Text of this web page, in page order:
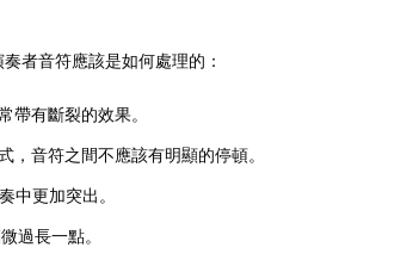
者音符應該是如何處理的：
帶有斷裂的效果。
，音符之間不應該有明顯的停頓。
中更加突出。
過長一點。